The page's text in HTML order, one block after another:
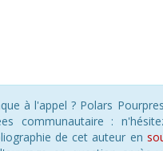
à l'appel ? Polars
communautaire :
de cet auteur en